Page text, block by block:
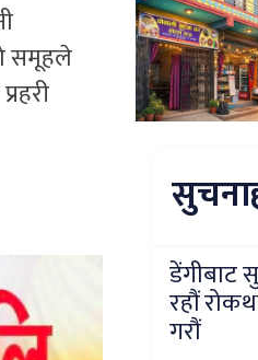
समूहले
डेंगीबाट
रहौं
गरौं